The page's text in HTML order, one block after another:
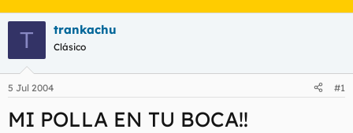
i
c
a
d
o
d
h
e
i
T trankachu
Clásico
5 Jul 2004 #1
MI POLLA EN TU BOCA!!